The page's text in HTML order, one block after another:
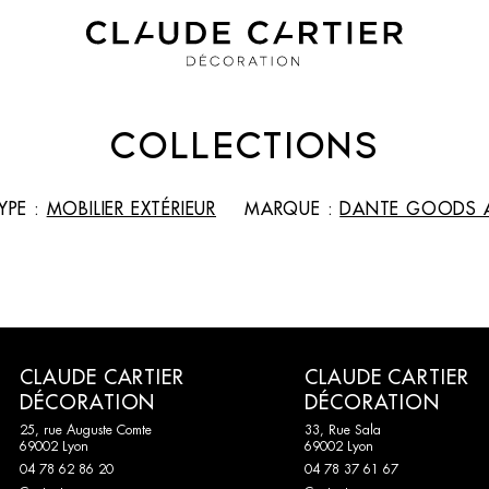
COLLECTIONS
: MOBILIER EXTÉRIEUR MARQUE : DANTE GOODS
CLAUDE CARTIER
DÉCORATION
25, rue Auguste Comte
69002 Lyon
04 78 62 86 20
CLAUDE CARTIER
DÉCORATION
33, Rue Sala
69002 Lyon
04 78 37 61 67